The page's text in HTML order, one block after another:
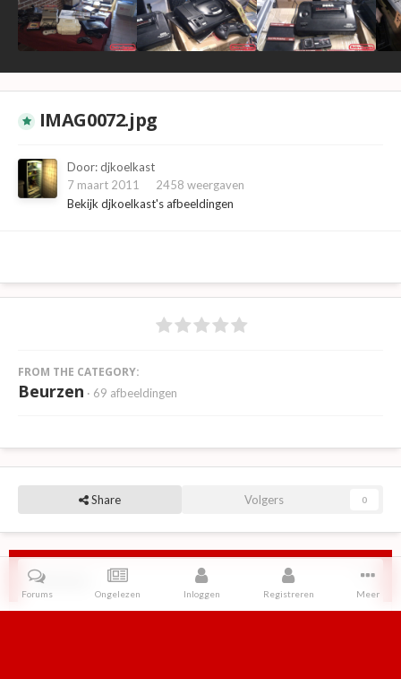
IMAG0072.jpg
Door:djkoelkast
7 maart 2011
2458 weergaven
Bekijk djkoelkast's afbeeldingen
FROM THE CATEGORY:
Beurzen · 69 afbeeldingen
Share Volgers 0
Reviews
Forums Ongelezen Inloggen Registreren Meer